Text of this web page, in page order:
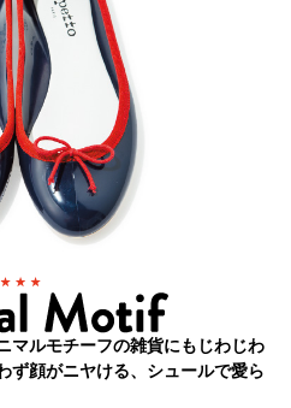
マルモチーフの雑貨にもじわじわ
ず顔がニヤける、シュールで愛ら